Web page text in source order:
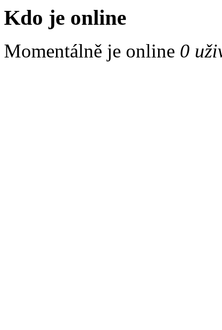
Kdo je online
Momentálně je online 0